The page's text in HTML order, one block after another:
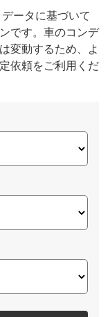
ータに基づいて
です。車のコンデ
変動するため、よ
依頼をご利用くだ